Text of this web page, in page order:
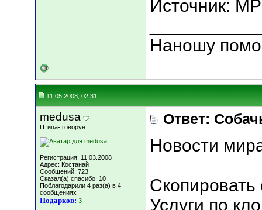
Источник:
Наношу
11.05.2008, 02:31
medusa
Птица- говорун
Регистрация: 11.03.2008
Адрес: Костанай
Сообщений: 723
Сказал(а) спасибо: 10
Поблагодарили 4 раз(а) в 4
сообщениях
Подарков: 3
Ответ:
Новости
Услуги по